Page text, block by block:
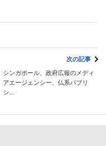
次の記事
シンガポール、政府広報のメディ
アエージェンシー、仏系パブリ
シ...